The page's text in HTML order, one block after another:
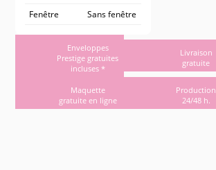
Fenêtre
Sans fenêtre
Enveloppes
Prestige gratuites
incluses *
Livraison
gratuite
Maquette
gratuite en ligne
Production
24/48 h.